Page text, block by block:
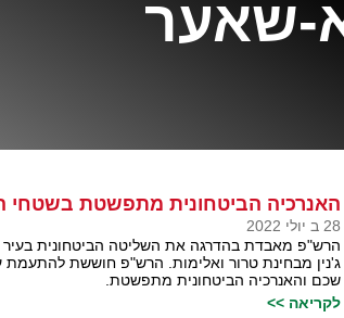
שאער
האנרכיה הביטחונית מתפשטת בשטחי
28 ב יולי 2022
הרש"פ מאבדת בהדרגה את השליטה הביטחונית
ג'נין מבחינת טרור ואלימות. הרש"פ חוששת
שכם והאנרכיה הביטחונית מתפשטת.
לקריאה >>